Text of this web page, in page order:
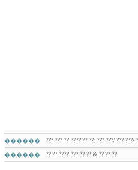
������ ??? ??? ?? ???? ?? ??: ??? ???/ ??? ???/
������ ?? ?? ???? ??? ?? ?? & ?? ?? ??